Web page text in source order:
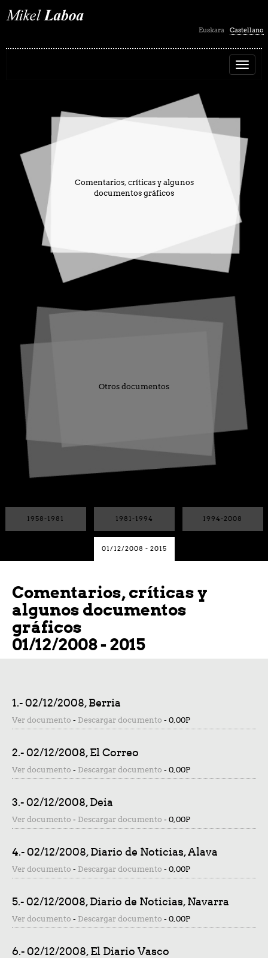
Selección
idioma
Euskara Castellano
Comentarios, críticas y algunos
documentos gráficos
Otros documentos
1958-1981 1981-1994 1994-2008
01/12/2008 - 2015
Comentarios, críticas y
algunos documentos
gráficos
01/12/2008 - 2015
1.- 02/12/2008, Berria
Ver documento - Descargar documento - 0,00P
2.- 02/12/2008, El Correo
Ver documento - Descargar documento - 0,00P
3.- 02/12/2008, Deia
Ver documento - Descargar documento - 0,00P
4.- 02/12/2008, Diario de Noticias, Alava
Ver documento - Descargar documento - 0,00P
5.- 02/12/2008, Diario de Noticias, Navarra
Ver documento - Descargar documento - 0,00P
6.- 02/12/2008, El Diario Vasco